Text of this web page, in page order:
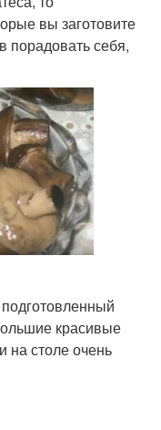
вы заготовите
порадовать себя,
красивые
на столе очень